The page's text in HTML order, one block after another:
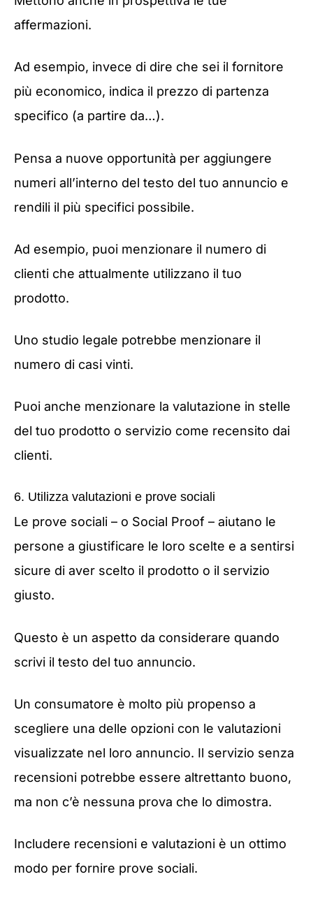
affermazioni.
Ad esempio, invece di dire che sei il fornitore
più economico, indica il prezzo di partenza
specifico (a partire da…).
Pensa a nuove opportunità per aggiungere
numeri all’interno del testo del tuo annuncio e
rendili il più specifici possibile.
Ad esempio, puoi menzionare il numero di
clienti che attualmente utilizzano il tuo
prodotto.
Uno studio legale potrebbe menzionare il
numero di casi vinti.
Puoi anche menzionare la valutazione in stelle
del tuo prodotto o servizio come recensito dai
clienti.
6. Utilizza valutazioni e prove sociali
Le prove sociali – o Social Proof – aiutano le
persone a giustificare le loro scelte e a sentirsi
sicure di aver scelto il prodotto o il servizio
giusto.
Questo è un aspetto da considerare quando
scrivi il testo del tuo annuncio.
Un consumatore è molto più propenso a
scegliere una delle opzioni con le valutazioni
visualizzate nel loro annuncio. Il servizio senza
recensioni potrebbe essere altrettanto buono,
ma non c’è nessuna prova che lo dimostra.
Includere recensioni e valutazioni è un ottimo
modo per fornire prove sociali.